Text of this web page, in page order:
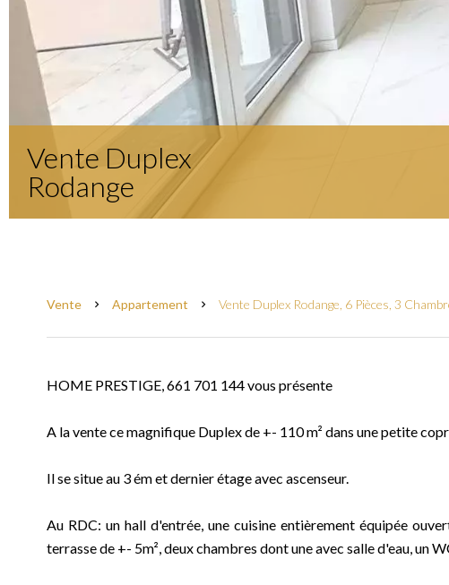
Vente Duplex
Rodange
Vente Appartement Vente Duplex Rodange, 6 Pièces, 3
HOME PRESTIGE, 661 701 144 vous présente
A la vente ce magnifique Duplex de +- 110 m² dans une petite
Il se situe au 3 ém et dernier étage avec ascenseur.
Au RDC: un hall d'entrée, une cuisine entièrement équipée
terrasse de +- 5m², deux chambres dont une avec salle d'eau, un